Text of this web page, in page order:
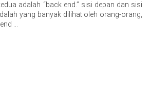
adalah “back end.” sisi depan dan sisi
yang banyak dilihat oleh orang-orang,
…